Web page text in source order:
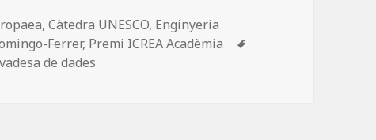
,Càtedra UNESCO, Enginyeria
Ferrer, Premi ICREA Acadèmia
de dades